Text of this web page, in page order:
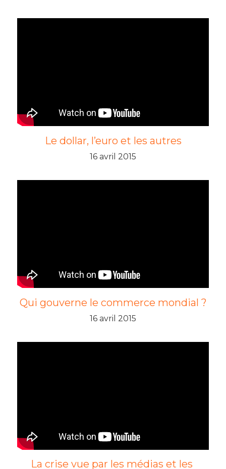
Le dollar, l’euro et les autres
16 avril 2015
Qui gouverne le commerce mondial ?
16 avril 2015
La crise vue par les médias et les